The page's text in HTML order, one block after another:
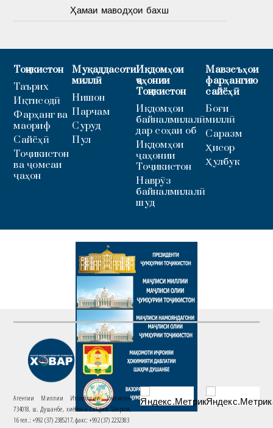
Ҳамаи маводҳои бахш
Тоҷикистон
Таърих
Иқтисодӣ
Фарҳанг ва
маориф
Сайёҳӣ
Тоҷикистон
ва ҷомеаи
ҷаҳон
Муқаддасоти
миллӣ
Нишон
Парчам
Суруд
Пул
Иқдомҳои
ҷаҳонии
Тоҷикистон
Иқдомҳои
байналмилалӣ
дар соҳаи об
Иқдомҳои
ҷаҳонии
Тоҷикистон
Наврӯз
байналмилалӣ
шуд
Мавзеъҳои
фарҳангию
сайёҳӣ
Боғи
миллӣ
Саразм
Ҳисор
Ҳулбук
Агентии Миллии Иттилоотии Тоҷикистон
734018. ш. Душанбе, хиёбони Саъдии Шерозӣ,
16 тел.: +992 (37) 2385217, факс: +992 (37) 2232383